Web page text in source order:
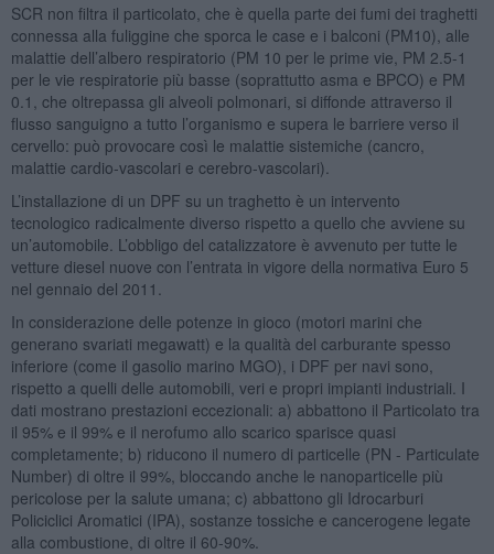
SCR non filtra il particolato, che è quella parte dei fumi dei traghetti
connessa alla fuliggine che sporca le case e i balconi (PM10), alle
malattie dell’albero respiratorio (PM 10 per le prime vie, PM 2.5-1
per le vie respiratorie più basse (soprattutto asma e BPCO) e PM
0.1, che oltrepassa gli alveoli polmonari, si diffonde attraverso il
flusso sanguigno a tutto l’organismo e supera le barriere verso il
cervello: può provocare così le malattie sistemiche (cancro,
malattie cardio-vascolari e cerebro-vascolari).
L’installazione di un DPF su un traghetto è un intervento
tecnologico radicalmente diverso rispetto a quello che avviene su
un’automobile. L’obbligo del catalizzatore è avvenuto per tutte le
vetture diesel nuove con l’entrata in vigore della normativa Euro 5
nel gennaio del 2011.
In considerazione delle potenze in gioco (motori marini che
generano svariati megawatt) e la qualità del carburante spesso
inferiore (come il gasolio marino MGO), i DPF per navi sono,
rispetto a quelli delle automobili, veri e propri impianti industriali. I
dati mostrano prestazioni eccezionali: a) abbattono il Particolato tra
il 95% e il 99% e il nerofumo allo scarico sparisce quasi
completamente; b) riducono il numero di particelle (PN - Particulate
Number) di oltre il 99%, bloccando anche le nanoparticelle più
pericolose per la salute umana; c) abbattono gli Idrocarburi
Policiclici Aromatici (IPA), sostanze tossiche e cancerogene legate
alla combustione, di oltre il 60-90%.